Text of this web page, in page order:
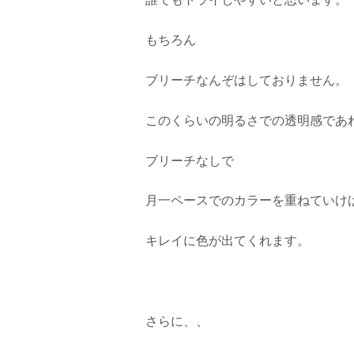
もちろん
ブリーチなんぞはしておりません。
このくらいの明るさでの透明感であ
ブリーチなしで
月一ペースでのカラーを重ねていけ
キレイに色が出てくれます。
さらに、、